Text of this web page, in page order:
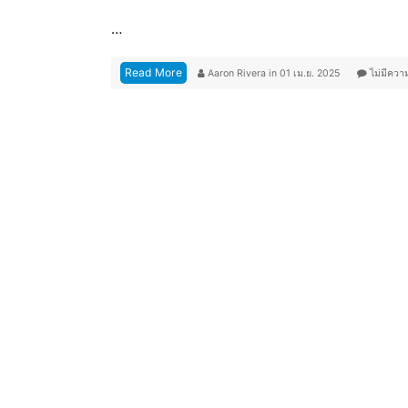
…
Read More Aaron Rivera in 01 เม.ย. 2025 ไม่มีควา